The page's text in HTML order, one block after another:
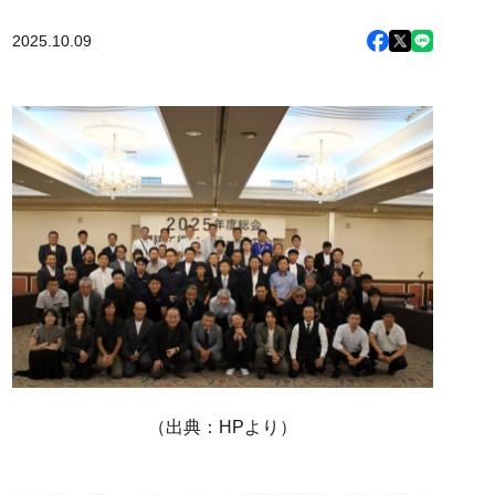
2025.10.09
（出典：HPより）